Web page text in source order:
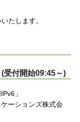
たします。
(受付開始09:45～)
」
ーションズ株式会